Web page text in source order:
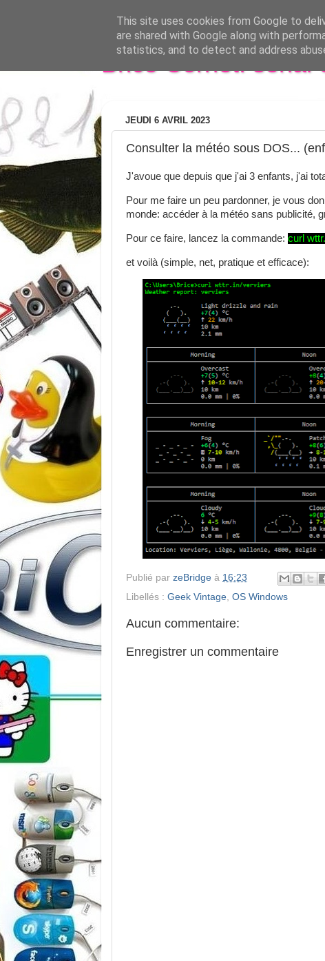
Brice Cornet: serial
JEUDI 6 AVRIL 2023
Consulter la météo sous DOS...
J'avoue que depuis que j'ai 3 enfants, j'ai
Pour me faire un peu pardonner, je vous
monde: accéder à la météo sans publicité,
Pour ce faire, lancez la commande: curl
et voilà (simple, net, pratique et efficace):
Publié par zeBridge à 16:23
Libellés : Geek Vintage OS Windows
Aucun commentaire:
Enregistrer un commentaire
This site uses cookies from Google to
are shared with Google along with
statistics, and to detect and address